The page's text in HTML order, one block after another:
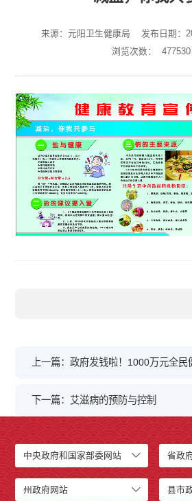
来源：元阳卫生健康局
发布日期：
浏览次数：
477530
上一篇：政府发钱啦！1000万元全
下一篇：艾滋病的预防与控制
中央政府和国家部委网站 省政
州政府网站 县市